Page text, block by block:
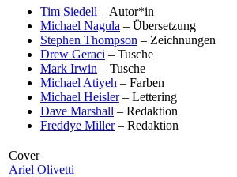
Tim Siedell – Autor*in
Michael Nagula – Übersetzung
Stephen Thompson – Zeichnungen
Drew Geraci – Tusche
Mark Irwin – Tusche
Michael Atiyeh – Farben
Michael Heisler– Lettering
Dave Marshall – Redaktion
Freddye Miller– Redaktion
Cover
Ariel Olivetti